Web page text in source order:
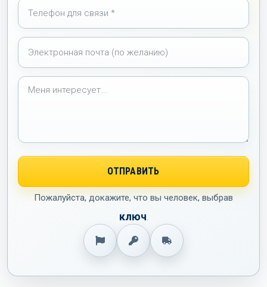
Пожалуйста, докажите, что вы человек, выбрав
ключ